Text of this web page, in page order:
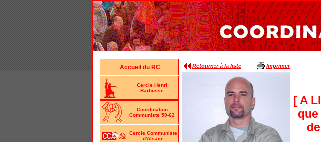
Accueil du RC
Cercle Henri
Barbusse
Coordination
Communiste 59-62
Cercle Communiste
d'Alsace
Retourner à la liste Imprimer
[ A